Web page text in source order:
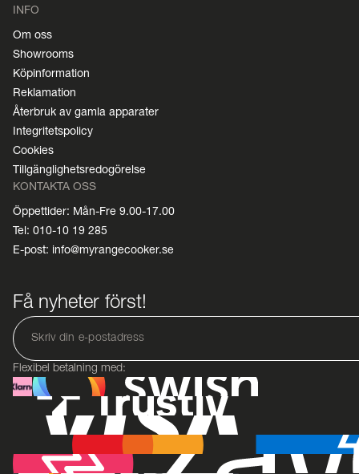
INFO
Om oss
Showrooms
Köpinformation
Reklamation
Återbruk av gamla apparater
Integritetspolicy
Cookies
Tillgänglighetsredogörelse
KONTAKTA OSS
Öppettider: Mån-Fre 9.00-17.00
Tel: 010-10 19 285
E-post: info@myrangecooker.se
Få nyheter först!
Flexibel betalning med: